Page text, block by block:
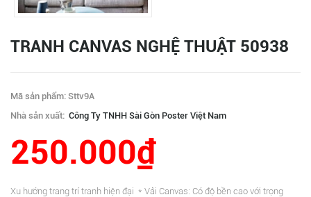
TRANH CANVAS NGHỆ THUẬT 50938
Mã sản phẩm: Sttv9A
Nhà sản xuất: Công Ty TNHH Sài Gòn Poster Việt Nam
250.000₫
Xu hướng trang trí tranh hiện đại * Vải Canvas: Có độ bền cao với trọng